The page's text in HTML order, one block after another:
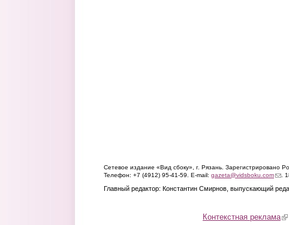
Сетевое издание «Вид сбоку», г. Рязань. Зарегистрировано
Телефон: +7 (4912) 95-41-59. E-mail: gazeta@vidsboku.com(link
.
Главный редактор: Константин Смирнов, выпускающий
Контекстная реклама